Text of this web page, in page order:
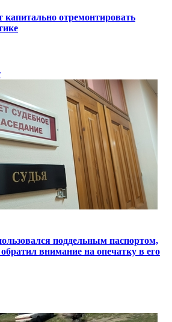
отремонтировать
поддельным паспортом,
внимание на опечатку в его